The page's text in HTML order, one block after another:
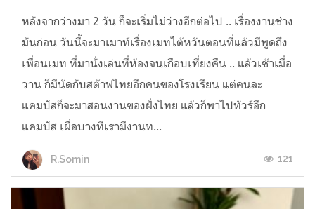
หลังจากว่างมา 2 วัน ก็จะเริ่มไม่ว่างอีกต่อไป .. เรื่องงานช่าง
มันก่อน วันนี้จะมาเมาท์เรื่องเมทไต้หวันตอนที่แล้วมีพูดถึง
เพื่อนเมท ที่มานั่งเล่นที่ห้องจนเกือบเที่ยงคืน .. แล้วเช้าเมื่อ
วาน ก็มีนัดกับสต๊าฟไทยอีกคนของโรงเรียน แต่คนละ
แคมปัสก็จะมาสอนงานของฝั่งไทย แล้วก็พาไปทัวร์อีก
แคมปัส เผื่อบางทีเรามีงานท...
R.Somin 121